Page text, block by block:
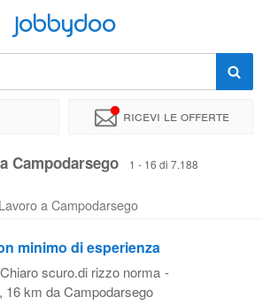
Jobbydoo
Ricevi le offerte
Campodarsego 1 - 16 di 7.188
a Campodarsego
minimo di esperienza
Chiaro scuro.di rizzo norma -
, 16 km da Campodarsego